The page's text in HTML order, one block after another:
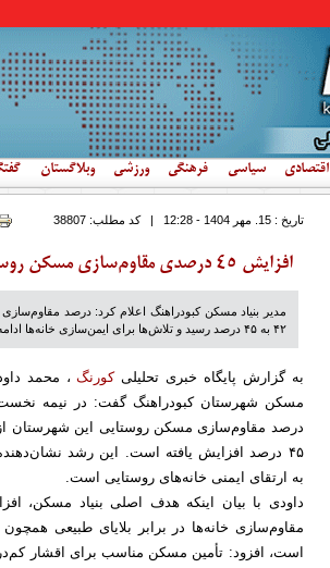
اقتصادی سیاسی فرهنگی ورزشی وبلاگستان
تاریخ : 15. مهر 1404 - 12:28 |کد مطلب:38807
افزایش ۴۵ درصدی مقاوم‌سازی مسکن روستایی کبودراهنگ
مدیر بنیاد مسکن کبودراهنگ اعلام کرد: درصد
۴۲ به ۴۵ درصد رسید و تلاش‌ها برای ایمن‌سازی خانه‌ها ادامه دارد.
به گزارش پایگاه خبری تحلیلیکورنگ، محمد
مسکن شهرستان کبودراهنگ گفت: در نیمه
۴۵ درصد افزایش یافته است. این رشد
به ارتقای ایمنی خانه‌های روستایی است.
داودی با بیان اینکه هدف اصلی بنیاد مسکن،
مقاوم‌سازی خانه‌ها در برابر بلایای طبیعی
است، افزود: تأمین مسکن مناسب برای اقشار